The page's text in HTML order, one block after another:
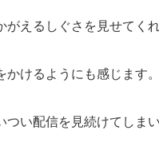
えるしぐさを見せてく
けるようにも感じます。
い配信を見続けてしまい